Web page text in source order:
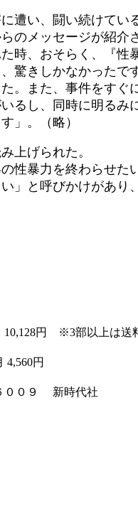
遭い、闘い続けてい
のメッセージが紹介
時、おそらく、『性
驚きしかなかったで
。また、事件をすぐ
るし、同時に明るみ
」。（略）
み上げられた。
性暴力を終わらせた
」と呼びかけがあ
10,128円 ※3部以上は送
4,560円
００９ 新時代社